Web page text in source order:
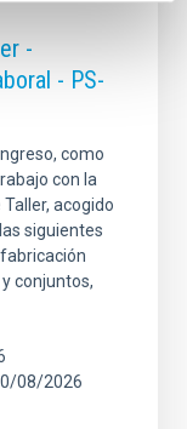
-
- PS-
como
con la
acogido
siguientes
conjuntos,
08/2026